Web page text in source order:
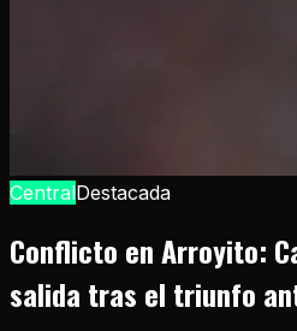
CentralDestacada
Conflicto en Arroyito:
salida tras el triunfo